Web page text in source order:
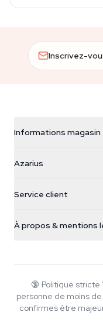
Inscrivez-
Informations magasin
Galvaniweg 11
Nederland
+31(0)204897914
Azarius
Smokeshop
Service client
Politique de retour
Politique de
À propos & mentions
Wiki
Rédacteurs
🔞 Politique stricte
personne de moins
confirmes être